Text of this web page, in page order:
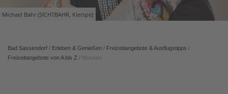
Michael Bahr (SICHTBAHR, Kierspe)
Bad Sassendorf / Erleben & Genießen / Freizeitangebote & Ausflugstipps /
Freizeitangebote von A bis Z / Museen